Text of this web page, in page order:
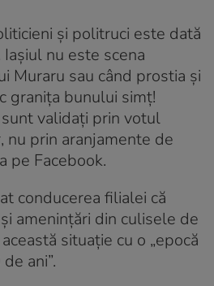
şi politruci este dată
nu este scena
Muraru sau când prostia şi
graniţa bunului simţ!
validaţi prin votul
nu prin aranjamente de
pe Facebook.
conducerea filialei că
ameninţări din culisele de
situaţie cu o „epocă
ani”.